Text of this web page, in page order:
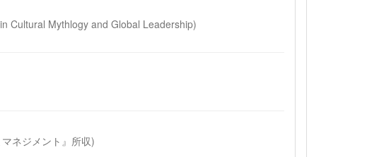
Cultural Mythlogy and Global Leadership)
ネジメント』所収)